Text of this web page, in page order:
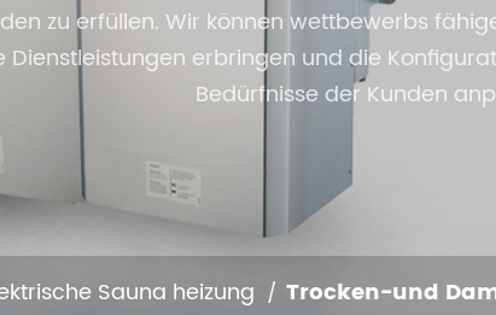
Sauna heizung Trocken-und
zu erfüllen. Wir können wettbewerbs
erbringen und die
Bedürfnisse der Kunden